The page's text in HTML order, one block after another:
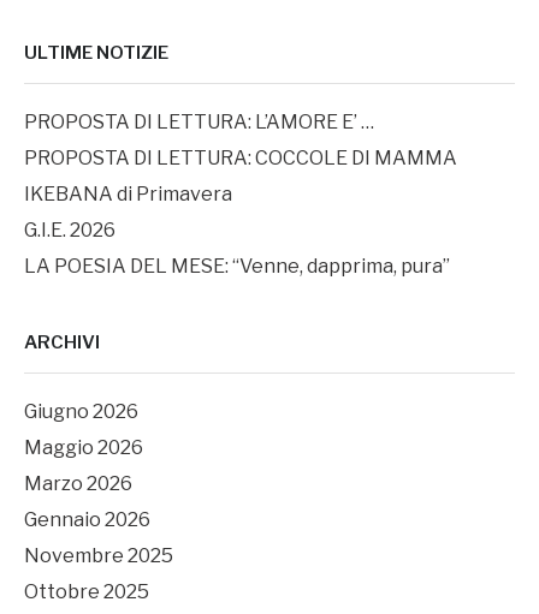
ULTIME NOTIZIE
PROPOSTA DI LETTURA: L’AMORE E’ …
PROPOSTA DI LETTURA: COCCOLE DI MAMMA
IKEBANA di Primavera
G.I.E. 2026
LA POESIA DEL MESE: “Venne, dapprima, pura”
ARCHIVI
Giugno 2026
Maggio 2026
Marzo 2026
Gennaio 2026
Novembre 2025
Ottobre 2025